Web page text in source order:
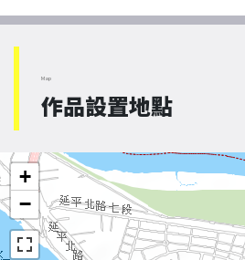
Map
作品設置地點
+
−